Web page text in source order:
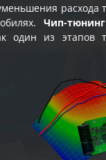
расхода
Чип-тюнинг
один из этапов